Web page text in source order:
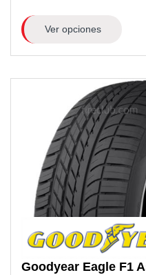
Ver opciones
Goodyear Eagle F1